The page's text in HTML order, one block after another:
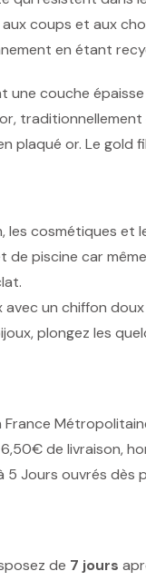
coups et aux
en étant
couche
traditionnellement
plaqué or. Le
les cosmétiques et
piscine car
un chiffon doux
plongez les
de livraison,
5 Jours ouvrés dès
de 7 jours